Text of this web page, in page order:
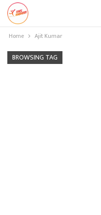
Home Ajit Kumar
BROWSING TAG